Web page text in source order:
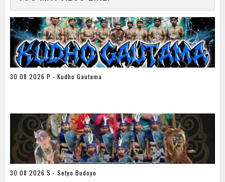
30 08 2026 P - Kudho Gautama
30 08 2026 S - Setyo Budoyo